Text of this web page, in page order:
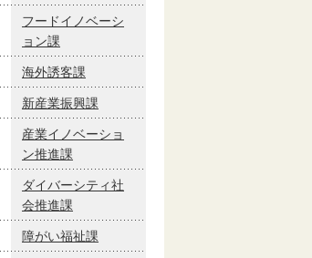
フードイノベーシ
ョン課
海外誘客課
新産業振興課
産業イノベーショ
ン推進課
ダイバーシティ社
会推進課
障がい福祉課